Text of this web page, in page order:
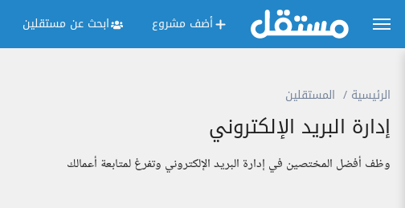
أضف مشروع ابحث عن مستقلين
الرئيسية المستقلين
إدارة البريد الإلكتروني
وظف أفضل المختصين في إدارة البريد الإلكتروني وتفرغ لمتابعة أعمالك